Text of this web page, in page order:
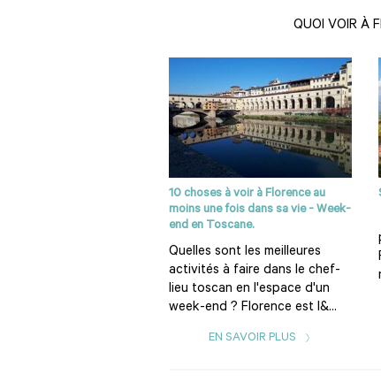
QUOI VOIR À
10 choses à voir à Florence au
moins une fois dans sa vie - Week-
end en Toscane.
Quelles sont les meilleures
activités à faire dans le chef-
lieu toscan en l'espace d'un
week-end ? Florence est l&...
EN SAVOIR PLUS